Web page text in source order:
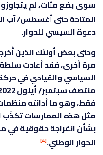
المتاحة حتى أغسطس/ آب
دعوة السيسي للحوار.
وحتى بعض أولئك الذين
مرة أخرى، فقد أعادت سلطة
فقط، وهو ما أدانته
مثل هذه الممارسات تكذّب
بشأن انفراجة حقوقية في
الحوار الوطني.[4]